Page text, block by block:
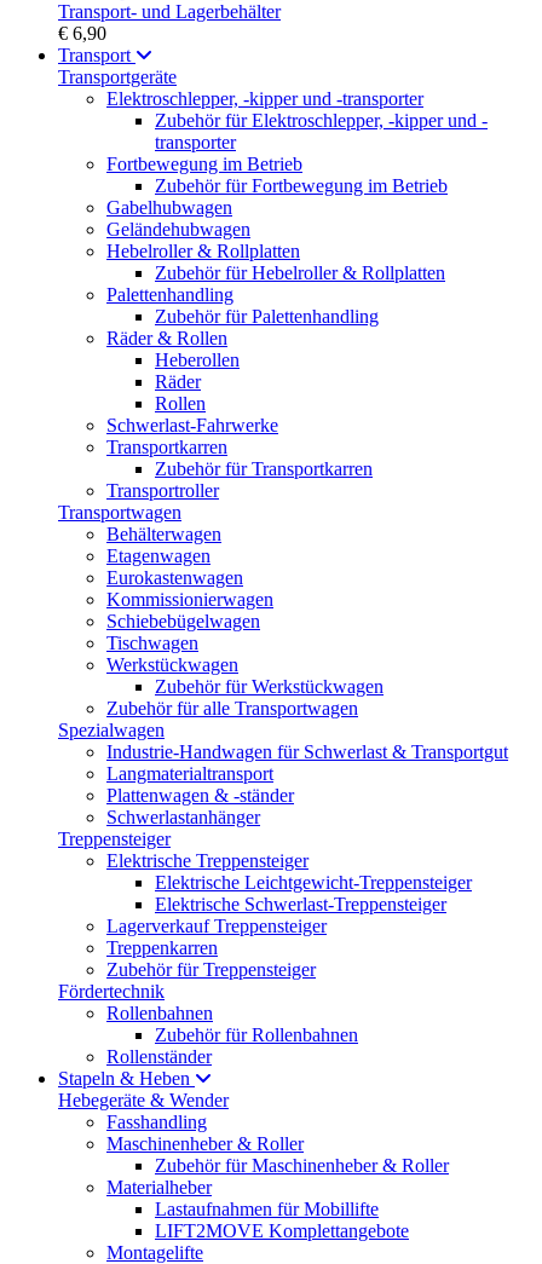
Transport- und Lagerbehälter
€ 6,90
Transport
Transportgeräte
Elektroschlepper, -kipper und -transporter
Zubehör für Elektroschlepper, -kipper und -
transporter
Fortbewegung im Betrieb
Zubehör für Fortbewegung im Betrieb
Gabelhubwagen
Geländehubwagen
Hebelroller & Rollplatten
Zubehör für Hebelroller & Rollplatten
Palettenhandling
Zubehör für Palettenhandling
Räder & Rollen
Heberollen
Räder
Rollen
Schwerlast-Fahrwerke
Transportkarren
Zubehör für Transportkarren
Transportroller
Transportwagen
Behälterwagen
Etagenwagen
Eurokastenwagen
Kommissionierwagen
Schiebebügelwagen
Tischwagen
Werkstückwagen
Zubehör für Werkstückwagen
Zubehör für alle Transportwagen
Spezialwagen
Industrie-Handwagen für Schwerlast & Transportgut
Langmaterialtransport
Plattenwagen & -ständer
Schwerlastanhänger
Treppensteiger
Elektrische Treppensteiger
Elektrische Leichtgewicht-Treppensteiger
Elektrische Schwerlast-Treppensteiger
Lagerverkauf Treppensteiger
Treppenkarren
Zubehör für Treppensteiger
Fördertechnik
Rollenbahnen
Zubehör für Rollenbahnen
Rollenständer
Stapeln & Heben
Hebegeräte & Wender
Fasshandling
Maschinenheber & Roller
Zubehör für Maschinenheber & Roller
Materialheber
Lastaufnahmen für Mobillifte
LIFT2MOVE Komplettangebote
Montagelifte